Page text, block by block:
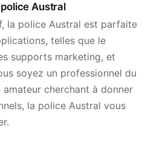
Austral
la police Austral est parfaite
telles que le
supports marketing, et
soyez un professionnel du
cherchant à donner
la police Austral vous